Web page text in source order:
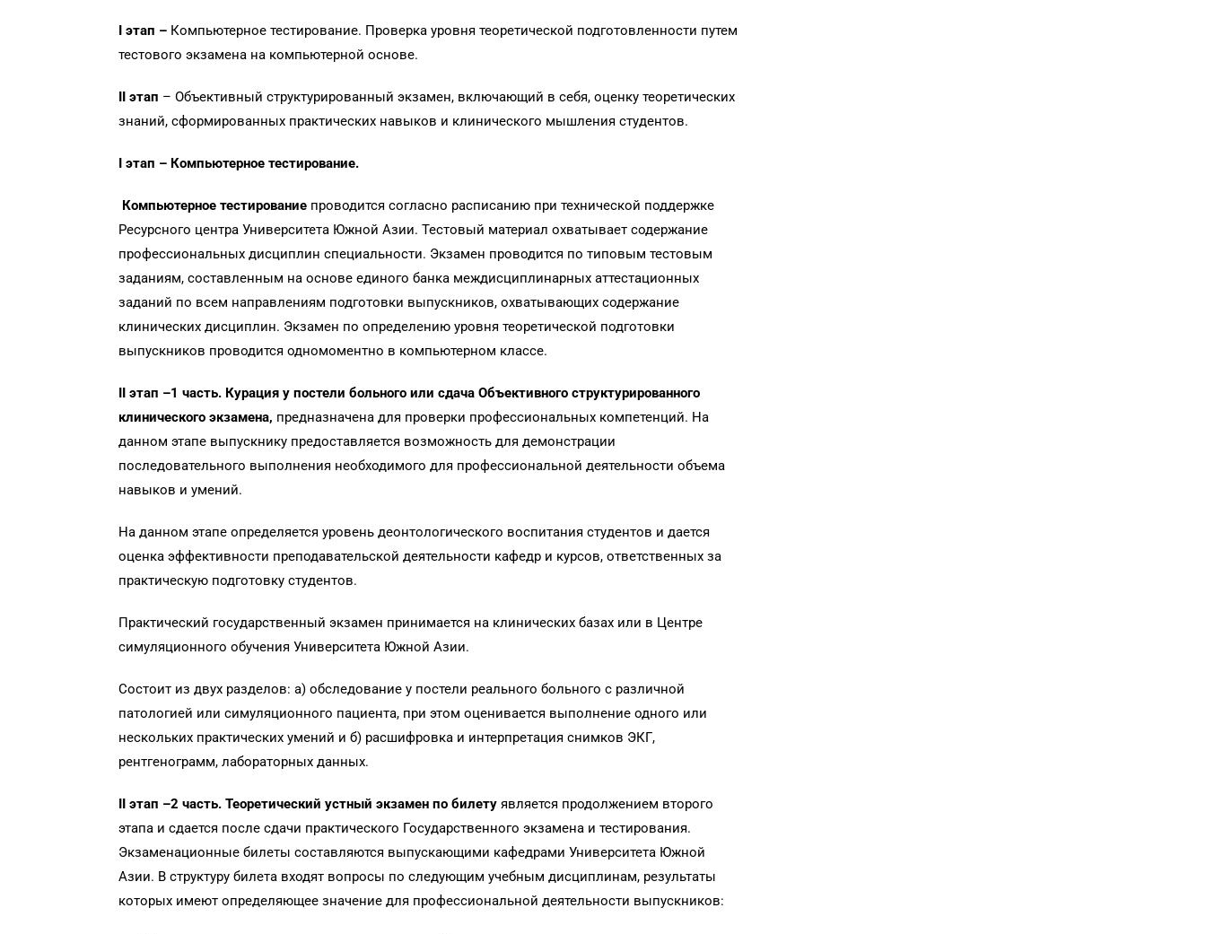
I этап – Компьютерное тестирование. Проверка уровня теоретической подготовленности путем
тестового экзамена на компьютерной основе.
II этап – Объективный структурированный экзамен, включающий в себя, оценку теоретических
знаний, сформированных практических навыков и клинического мышления студентов.
I этап – Компьютерное тестирование.
Компьютерное тестирование проводится согласно расписанию при технической поддержке
Ресурсного центра Университета Южной Азии. Тестовый материал охватывает содержание
профессиональных дисциплин специальности. Экзамен проводится по типовым тестовым
заданиям, составленным на основе единого банка междисциплинарных аттестационных
заданий по всем направлениям подготовки выпускников, охватывающих содержание
клинических дисциплин. Экзамен по определению уровня теоретической подготовки
выпускников проводится одномоментно в компьютерном классе.
II этап –1 часть. Курация у постели больного или сдача Объективного структурированного
клинического экзамена, предназначена для проверки профессиональных компетенций. На
данном этапе выпускнику предоставляется возможность для демонстрации
последовательного выполнения необходимого для профессиональной деятельности объема
навыков и умений.
На данном этапе определяется уровень деонтологического воспитания студентов и дается
оценка эффективности преподавательской деятельности кафедр и курсов, ответственных за
практическую подготовку студентов.
Практический государственный экзамен принимается на клинических базах или в Центре
симуляционного обучения Университета Южной Азии.
Состоит из двух разделов: а) обследование у постели реального больного с различной
патологией или симуляционного пациента, при этом оценивается выполнение одного или
нескольких практических умений и б) расшифровка и интерпретация снимков ЭКГ,
рентгенограмм, лабораторных данных.
II этап –2 часть. Теоретический устный экзамен по билету является продолжением второго
этапа и сдается после сдачи практического Государственного экзамена и тестирования.
Экзаменационные билеты составляются выпускающими кафедрами Университета Южной
Азии. В структуру билета входят вопросы по следующим учебным дисциплинам, результаты
которых имеют определяющее значение для профессиональной деятельности выпускников: